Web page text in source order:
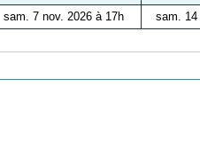
sam. 7 nov. 2026 à 17h sam. 14